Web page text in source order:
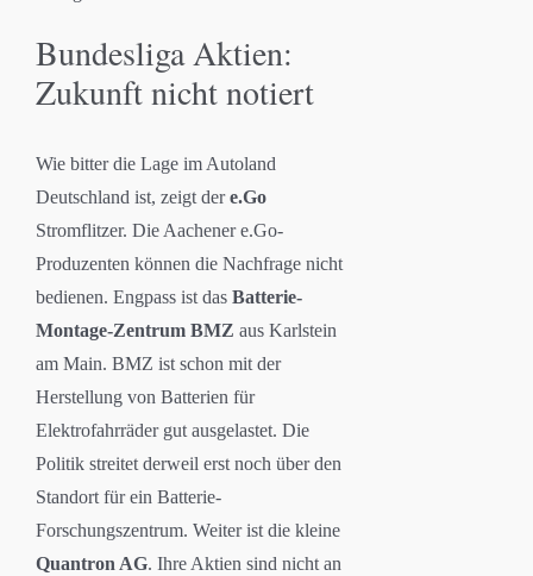
Bundesliga Aktien:
Zukunft nicht notiert
Wie bitter die Lage im Autoland
Deutschland ist, zeigt dere.Go
Stromflitzer. Die Aachener e.Go-
Produzenten können die Nachfrage nicht
bedienen. Engpass ist das Batterie-
Montage-Zentrum BMZ aus Karlstein
am Main. BMZ ist schon mit der
Herstellung von Batterien für
Elektrofahrräder gut ausgelastet. Die
Politik streitet derweil erst noch über den
Standort für ein Batterie-
Forschungszentrum. Weiter ist die kleine
Quantron AG. Ihre Aktien sind nicht an